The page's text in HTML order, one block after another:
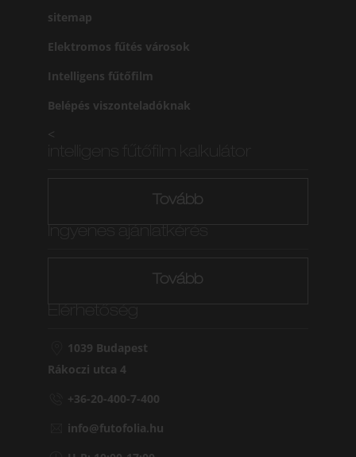
sitemap
Elektromos fűtés városok
Intelligens fűtőfilm
Belépés viszonteladóknak
<
Tovább
Tovább
1039 Budapest
Rákoczi utca 4
+36-20-400-7-400
info@futofolia.hu